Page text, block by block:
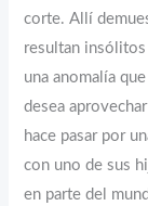
corte. Allí
resultan
una anomalía
desea
hace pasar por
con uno de sus
en parte del